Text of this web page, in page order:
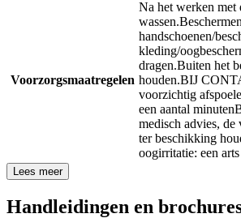
Voorzorgsmaatregelen
Na het werken
wassen.
handschoenen/
kleding/
dragen.Buiten het
houden.BIJ
voorzichtig
een aantal minuten
medisch advies,
ter beschikking
oogirritatie: een
Lees meer
Handleidingen en